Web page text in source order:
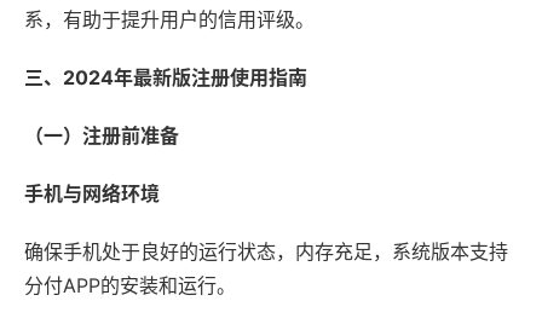
系，有助于提升用户的信用评级。
三、2024年最新版注册使用指南
（一）注册前准备
手机与网络环境
确保手机处于良好的运行状态，内存充足，系统版本支持
分付APP的安装和运行。